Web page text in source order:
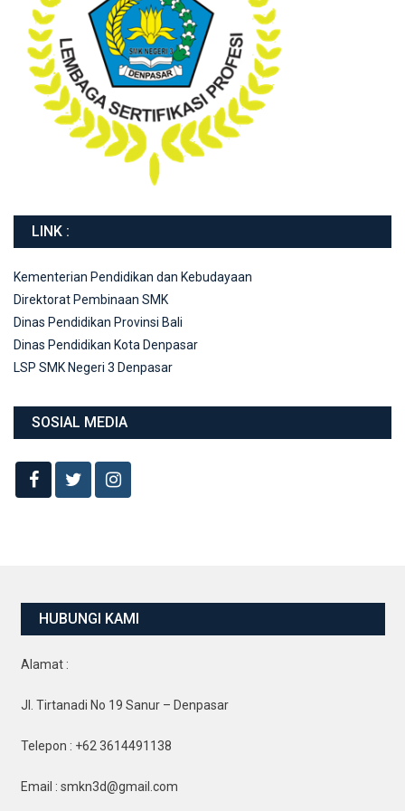
LINK :
Kementerian Pendidikan dan Kebudayaan
Direktorat Pembinaan SMK
Dinas Pendidikan Provinsi Bali
Dinas Pendidikan Kota Denpasar
LSP SMK Negeri 3 Denpasar
SOSIAL MEDIA
HUBUNGI KAMI
Alamat :
Jl. Tirtanadi No 19 Sanur – Denpasar
Telepon : +62 3614491138
Email : smkn3d@gmail.com